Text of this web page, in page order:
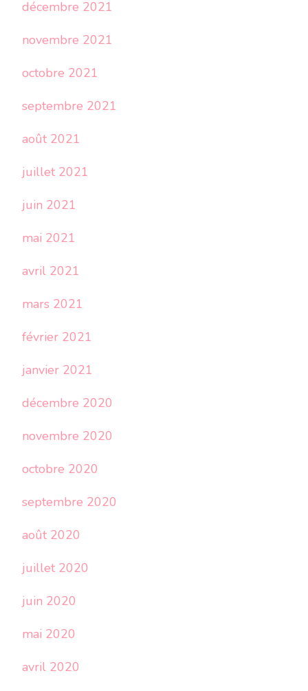
décembre 2021
novembre 2021
octobre 2021
septembre 2021
août 2021
juillet 2021
juin 2021
mai 2021
avril 2021
mars 2021
février 2021
janvier 2021
décembre 2020
novembre 2020
octobre 2020
septembre 2020
août 2020
juillet 2020
juin 2020
mai 2020
avril 2020